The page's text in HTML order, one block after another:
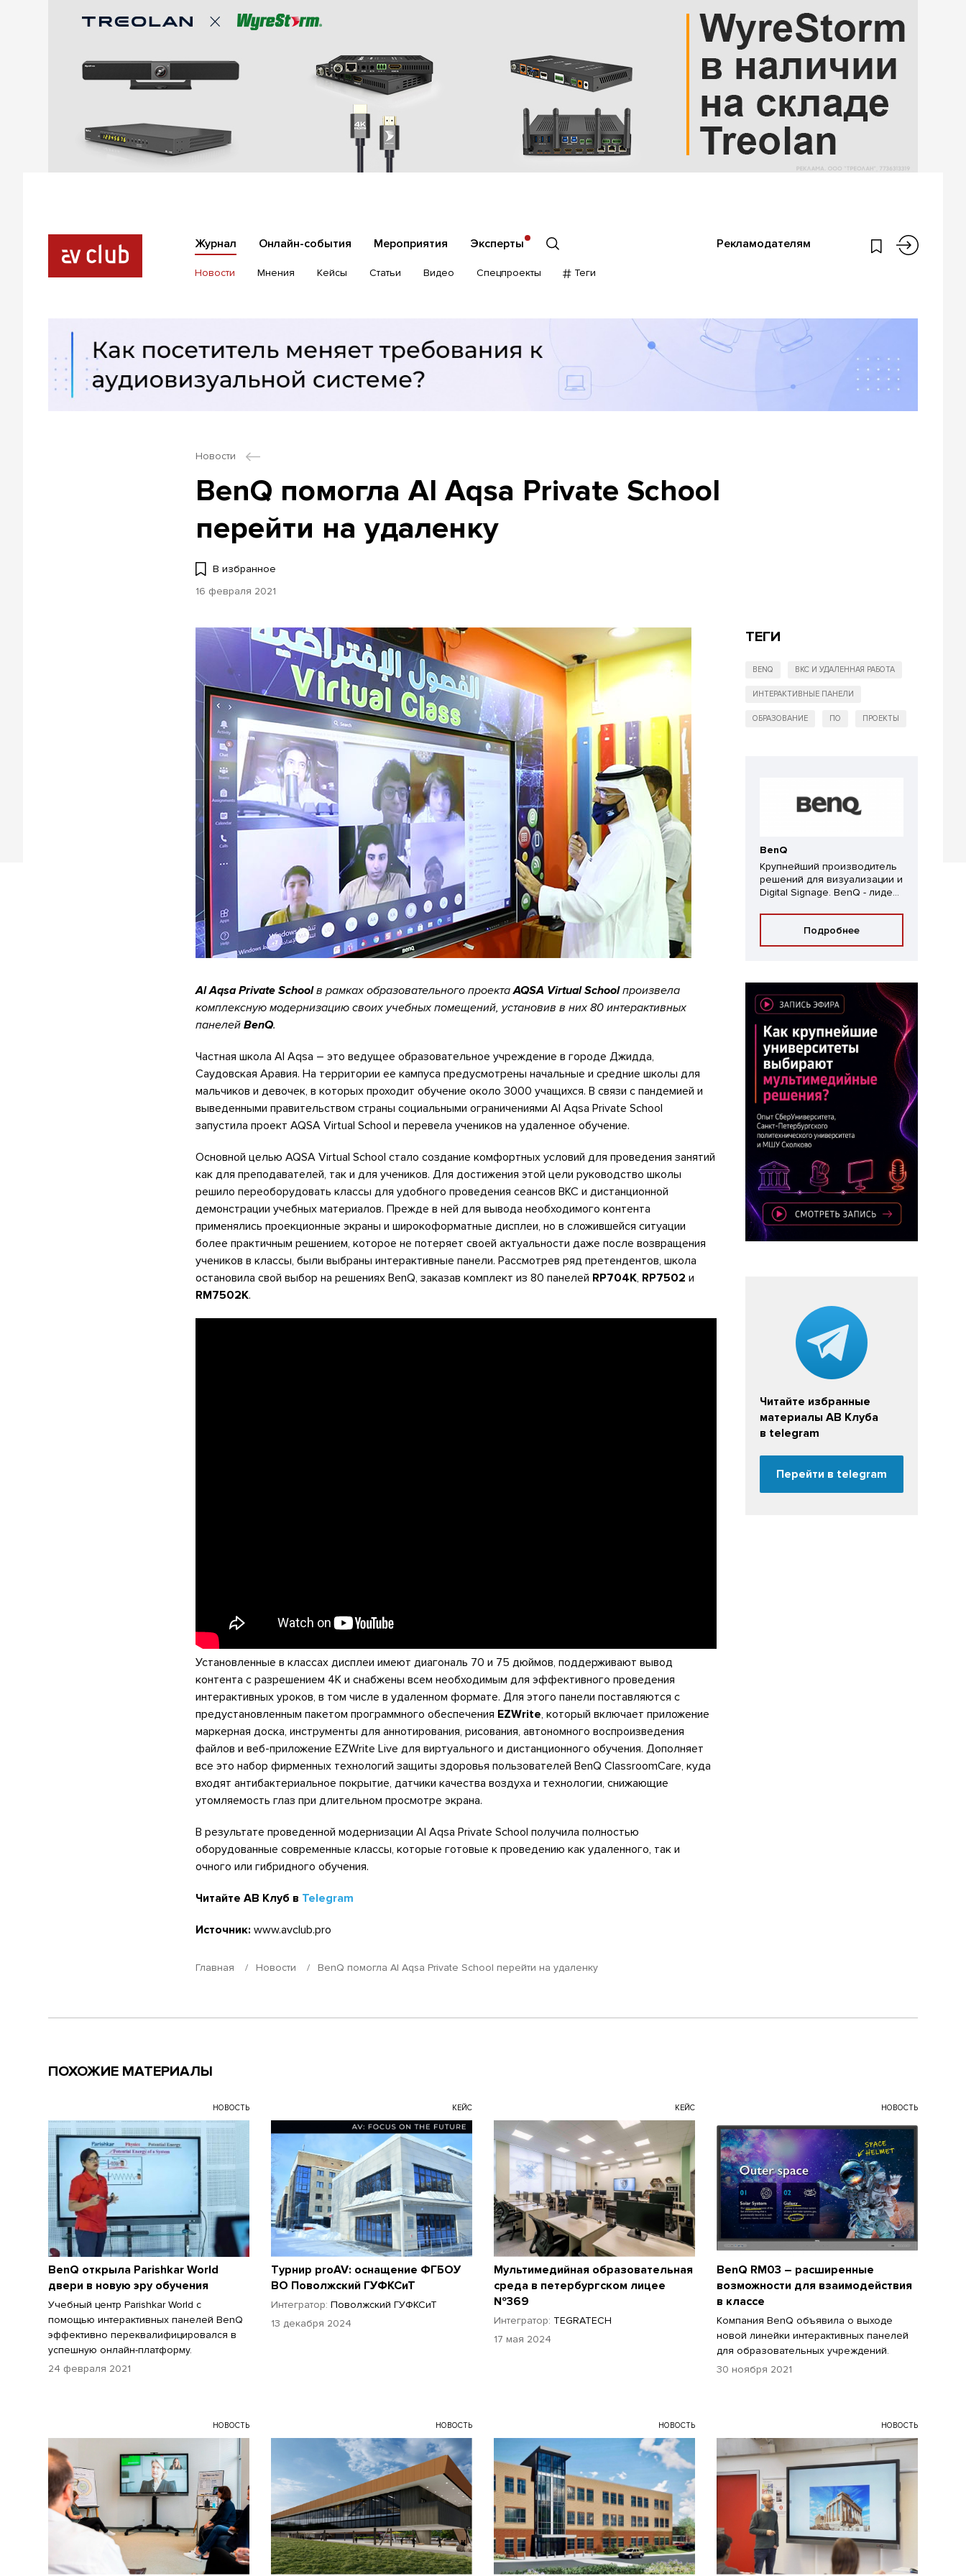
Журнал Онлайн-события Мероприятия Эксперты Рекламодателям
Новости Мнения Кейсы Статьи Видео Спецпроекты Теги
Новости
BenQ помогла Al Aqsa Private School
перейти на удаленку
В избранное
16 февраля 2021
Al Aqsa Private Schoolв рамках образовательного проектаAQSA Virtual Schoolпроизвела
комплексную модернизацию своих учебных помещений, установив в них 80 интерактивных
панелей BenQ.
Частная школа Al Aqsa – это ведущее образовательное учреждение в городе Джидда,
Саудовская Аравия. На территории ее кампуса предусмотрены начальные и средние школы для
мальчиков и девочек, в которых проходит обучение около 3000 учащихся. В связи с пандемией и
выведенными правительством страны социальными ограничениями Al Aqsa Private School
запустила проект AQSA Virtual School и перевела учеников на удаленное обучение.
Основной целью AQSA Virtual School стало создание комфортных условий для проведения занятий
как для преподавателей, так и для учеников. Для достижения этой цели руководство школы
решило переоборудовать классы для удобного проведения сеансов ВКС и дистанционной
демонстрации учебных материалов. Прежде в ней для вывода необходимого контента
применялись проекционные экраны и широкоформатные дисплеи, но в сложившейся ситуации
более практичным решением, которое не потеряет своей актуальности даже после возвращения
учеников в классы, были выбраны интерактивные панели. Рассмотрев ряд претендентов, школа
остановила свой выбор на решениях BenQ, заказав комплект из 80 панелей RP704K, RP7502 и
RM7502K.
Установленные в классах дисплеи имеют диагональ 70 и 75 дюймов, поддерживают вывод
контента с разрешением 4K и снабжены всем необходимым для эффективного проведения
интерактивных уроков, в том числе в удаленном формате. Для этого панели поставляются с
предустановленным пакетом программного обеспечения EZWrite, который включает приложение
маркерная доска, инструменты для аннотирования, рисования, автономного воспроизведения
файлов и веб-приложение EZWrite Live для виртуального и дистанционного обучения. Дополняет
все это набор фирменных технологий защиты здоровья пользователей BenQ ClassroomCare, куда
входят антибактериальное покрытие, датчики качества воздуха и технологии, снижающие
утомляемость глаз при длительном просмотре экрана.
В результате проведенной модернизации Al Aqsa Private School получила полностью
оборудованные современные классы, которые готовые к проведению как удаленного, так и
очного или гибридного обучения.
Читайте АВ Клуб в Telegram
Источник: www.avclub.pro
Главная Новости BenQ помогла Al Aqsa Private School перейти на удаленку
ТЕГИ
BENQ ВКС И УДАЛЕННАЯ РАБОТА
ИНТЕРАКТИВНЫЕ ПАНЕЛИ
ОБРАЗОВАНИЕ ПО ПРОЕКТЫ
BenQ
Крупнейший производитель
решений для визуализации и
Digital Signage. BenQ - лиде...
Подробнее
Читайте избранные
материалы АВ Клуба
в telegram
Перейти в telegram
ПОХОЖИЕ МАТЕРИАЛЫ
НОВОСТЬ
BenQ открыла Parishkar World
двери в новую эру обучения
Учебный центр Parishkar World с
помощью интерактивных панелей BenQ
эффективно переквалифицировался в
успешную онлайн-платформу.
24 февраля 2021
КЕЙС
Турнир proAV: оснащение ФГБОУ
ВО Поволжский ГУФКСиТ
Интегратор: Поволжский ГУФКСиТ
13 декабря 2024
КЕЙС
Мультимедийная образовательная
среда в петербургском лицее
№369
Интегратор: TEGRATECH
17 мая 2024
НОВОСТЬ
BenQ RM03 – расширенные
возможности для взаимодействия
в классе
Компания BenQ объявила о выходе
новой линейки интерактивных панелей
для образовательных учреждений.
30 ноября 2021
НОВОСТЬ НОВОСТЬ НОВОСТЬ НОВОСТЬ